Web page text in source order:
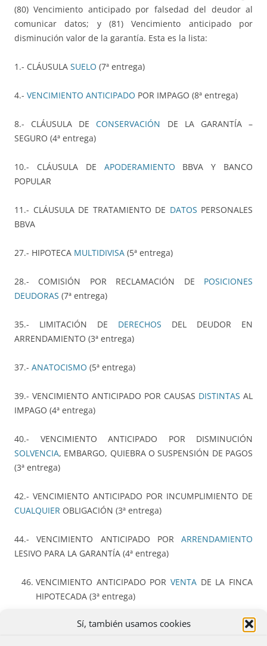
Sí, también usamos cookies
(80) Vencimiento anticipado por falsedad del deudor al
comunicar datos; y (81) Vencimiento anticipado por
disminución valor de la garantía. Esta es la lista:
1.- CLÁUSULA SUELO (7ª entrega)
4.- VENCIMIENTO ANTICIPADO POR IMPAGO (8ª entrega)
8.- CLÁUSULA DECONSERVACIÓN DE LA GARANTÍA –
SEGURO (4ª entrega)
10.- CLÁUSULA DE APODERAMIENTO BBVA Y BANCO
POPULAR
11.- CLÁUSULA DE TRATAMIENTO DE DATOS PERSONALES
BBVA
27.- HIPOTECA MULTIDIVISA (5ª entrega)
28.- COMISIÓN POR RECLAMACIÓN DE POSICIONES
DEUDORAS (7ª entrega)
35.- LIMITACIÓN DE DERECHOS DEL DEUDOR EN
ARRENDAMIENTO (3ª entrega)
37.- ANATOCISMO (5ª entrega)
39.- VENCIMIENTO ANTICIPADO POR CAUSAS DISTINTAS AL
IMPAGO (4ª entrega)
40.- VENCIMIENTO ANTICIPADO POR DISMINUCIÓN
SOLVENCIA, EMBARGO, QUIEBRA O SUSPENSIÓN DE PAGOS
(3ª entrega)
42.- VENCIMIENTO ANTICIPADO POR INCUMPLIMIENTO DE
CUALQUIER OBLIGACIÓN (3ª entrega)
44.- VENCIMIENTO ANTICIPADO POR ARRENDAMIENTO
LESIVO PARA LA GARANTÍA (4ª entrega)
VENCIMIENTO ANTICIPADO POR VENTA DE LA FINCA
HIPOTECADA (3ª entrega)
REMUNERATORIOS(4ª entrega)